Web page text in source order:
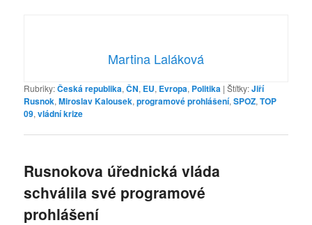
Martina Laláková
Rubriky:Česká republika,ČN, EU, Evropa, Politika |Štítky:Jiří
Rusnok,Miroslav Kalousek,programové prohlášení,SPOZ,TOP
09,vládní krize
Rusnokova úřednická vláda
schválila své programové
prohlášení